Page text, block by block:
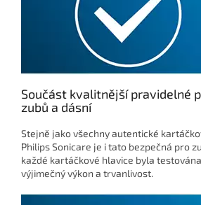
Součást kvalitnější pravidelné
zubů a dásní
Stejně jako všechny autentické
Philips Sonicare je i tato bezpečná pro
každé kartáčkové hlavice byla
výjimečný výkon a trvanlivost.